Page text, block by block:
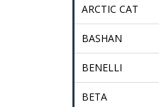
ARCTIC CAT
BASHAN
BENELLI
BETA